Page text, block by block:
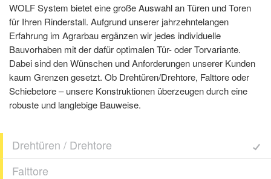
WOLF System bietet eine große Auswahl an Türen und Toren
für Ihren Rinderstall. Aufgrund unserer jahrzehntelangen
Erfahrung im Agrarbau ergänzen wir jedes individuelle
Bauvorhaben mit der dafür optimalen Tür- oder Torvariante.
Dabei sind den Wünschen und Anforderungen unserer Kunden
kaum Grenzen gesetzt. Ob Drehtüren/Drehtore, Falttore oder
Schiebetore – unsere Konstruktionen überzeugen durch eine
robuste und langlebige Bauweise.
Drehtüren / Drehtore
Falttore